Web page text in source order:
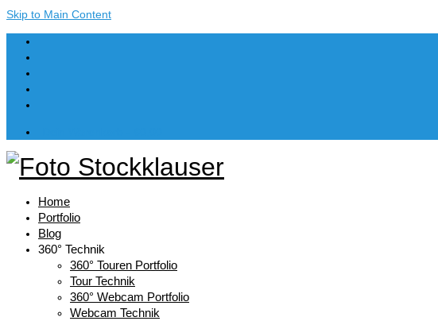
Skip to Main Content
Home
Portfolio
Blog
360° Technik
360° Touren Portfolio
Tour Technik
360° Webcam Portfolio
Webcam Technik